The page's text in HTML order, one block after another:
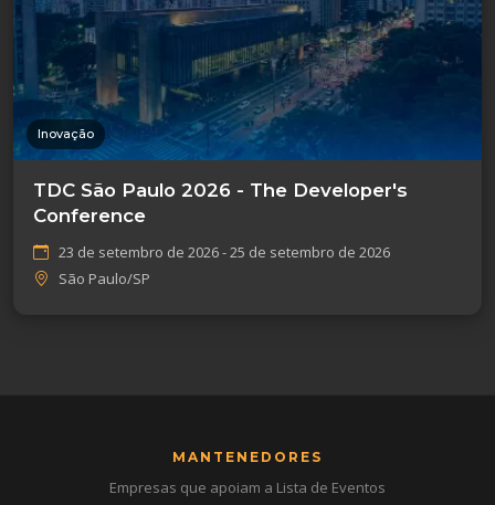
Inovação
TDC São Paulo 2026 - The Developer's
Conference
23 de setembro de 2026 - 25 de setembro de 2026
São Paulo/SP
MANTENEDORES
Empresas que apoiam a Lista de Eventos